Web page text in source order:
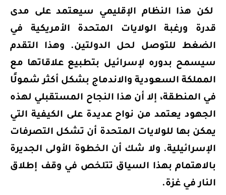
لكن هذا النظام الإقليمي سيعتمد على مدى
قدرة ورغبة الولايات المتحدة الأمريكية في
الضغط للتوصل لحل الدولتين. وهذا التقدم
سيسمح بدوره لإسرائيل بتطبيع علاقاتها مع
المملكة السعودية والاندماج بشكل أكثر شمولًا
في المنطقة، إلا أن هذا النجاح المستقبلي لهذه
الجهود يعتمد من نواح عديدة على الكيفية التي
يمكن بها للولايات المتحدة أن تشكل التصرفات
الإسرائيلية. ولا شك أن الخطوة الأولى الجديرة
بالاهتمام بهذا السياق تتلخص في وقف إطلاق
النار في غزة.